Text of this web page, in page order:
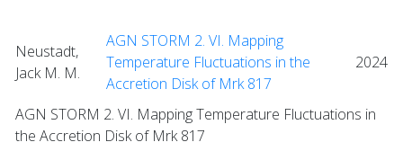
Neustadt,
Jack M. M.
AGN STORM 2. VI. Mapping
Temperature Fluctuations in the
Accretion Disk of Mrk 817
2024
AGN STORM 2. VI. Mapping Temperature Fluctuations in
the Accretion Disk of Mrk 817